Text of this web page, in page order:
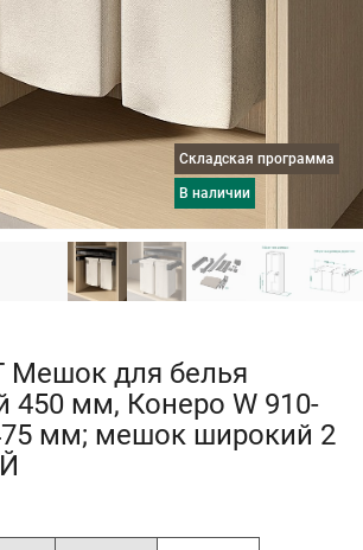
Складская программа
в наличии
для белья
мм, Конеро W 910-
мм; мешок широкий 2